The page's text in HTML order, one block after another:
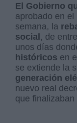
El Gobierno
aprobado en
semana, la
social, de
unos días
históricos en
se extiende la
generación
nuevo real
que finalizaban